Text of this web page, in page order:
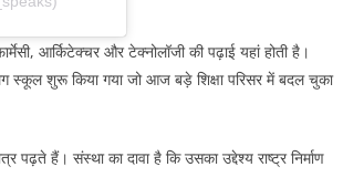
आर्किटेक्चर और टेक्नोलॉजी की पढ़ाई यहां होती है।
स्कूल शुरू किया गया जो आज बड़े शिक्षा परिसर में बदल चुका
हैं। संस्था का दावा है कि उसका उद्देश्य राष्ट्र निर्माण